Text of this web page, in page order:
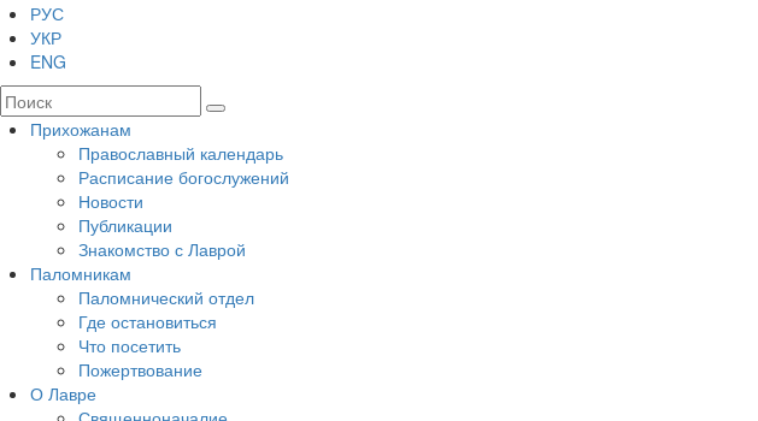
РУС
УКР
ENG
Прихожанам
Православный календарь
Расписание богослужений
Новости
Публикации
Знакомство с Лаврой
Паломникам
Паломнический отдел
Где остановиться
Что посетить
Пожертвование
О Лавре